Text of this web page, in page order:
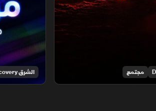
مجتمع الشرق Discovery